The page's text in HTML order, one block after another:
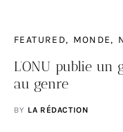
FEATURED MONDE
L’ONU publie un
au genre
BY LA RÉDACTION